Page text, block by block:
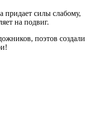
силы слабому,
на подвиг.
поэтов создали